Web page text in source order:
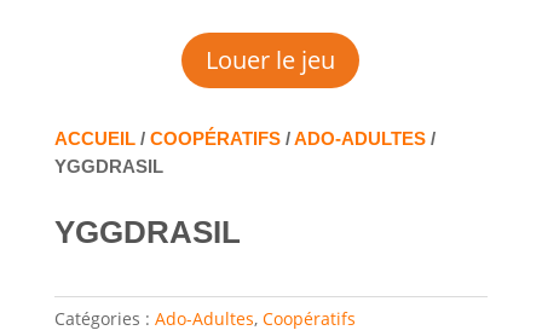
Louer le jeu
ACCUEIL/ COOPÉRATIFS/ADO-ADULTES/
YGGDRASIL
YGGDRASIL
Catégories : Ado-Adultes, Coopératifs